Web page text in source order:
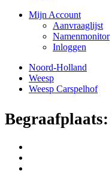
Mijn Account
Aanvraaglijst
Namenmonitor
Inloggen
Noord-Holland
Weesp
Weesp Carspelhof
Begraafplaats: